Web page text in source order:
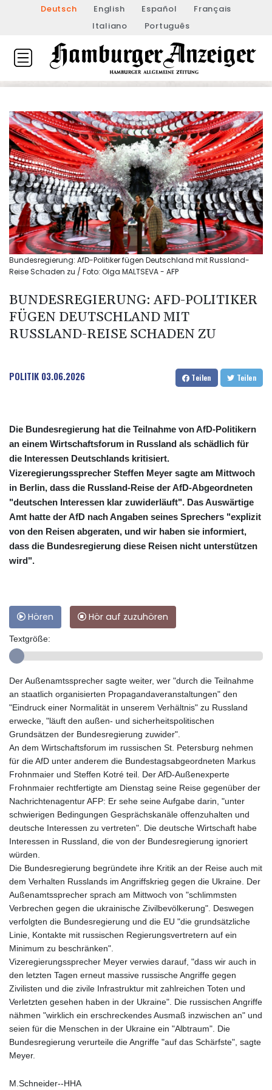
Deutsch English Español
Français
Italiano
Português
Bundesregierung: AfD-Politiker fügen Deutschland mit Russland-
Reise Schaden zu / Foto: Olga MALTSEVA - AFP
BUNDESREGIERUNG: AFD-POLITIKER
FÜGEN DEUTSCHLAND MIT
RUSSLAND-REISE SCHADEN ZU
POLITIK 03.06.2026 Teilen Teilen
Die Bundesregierung hat die Teilnahme von AfD-Politikern
an einem Wirtschaftsforum in Russland als schädlich für
die Interessen Deutschlands kritisiert.
Vizeregierungssprecher Steffen Meyer sagte am Mittwoch
in Berlin, dass die Russland-Reise der AfD-Abgeordneten
"deutschen Interessen klar zuwiderläuft". Das Auswärtige
Amt hatte der AfD nach Angaben seines Sprechers "explizit
von den Reisen abgeraten, und wir haben sie informiert,
dass die Bundesregierung diese Reisen nicht unterstützen
wird".
Hören Hör auf zuzuhören
Textgröße:
Der Außenamtssprecher sagte weiter, wer "durch die Teilnahme
an staatlich organisierten Propagandaveranstaltungen" den
"Eindruck einer Normalität in unserem Verhältnis" zu Russland
erwecke, "läuft den außen- und sicherheitspolitischen
Grundsätzen der Bundesregierung zuwider".
An dem Wirtschaftsforum im russischen St. Petersburg nehmen
für die AfD unter anderem die Bundestagsabgeordneten Markus
Frohnmaier und Steffen Kotré teil. Der AfD-Außenexperte
Frohnmaier rechtfertigte am Dienstag seine Reise gegenüber der
Nachrichtenagentur AFP: Er sehe seine Aufgabe darin, "unter
schwierigen Bedingungen Gesprächskanäle offenzuhalten und
deutsche Interessen zu vertreten". Die deutsche Wirtschaft habe
Interessen in Russland, die von der Bundesregierung ignoriert
würden.
Die Bundesregierung begründete ihre Kritik an der Reise auch mit
dem Verhalten Russlands im Angriffskrieg gegen die Ukraine. Der
Außenamtssprecher sprach am Mittwoch von "schlimmsten
Verbrechen gegen die ukrainische Zivilbevölkerung". Deswegen
verfolgten die Bundesregierung und die EU "die grundsätzliche
Linie, Kontakte mit russischen Regierungsvertretern auf ein
Minimum zu beschränken".
Vizeregierungssprecher Meyer verwies darauf, "dass wir auch in
den letzten Tagen erneut massive russische Angriffe gegen
Zivilisten und die zivile Infrastruktur mit zahlreichen Toten und
Verletzten gesehen haben in der Ukraine". Die russischen Angriffe
nähmen "wirklich ein erschreckendes Ausmaß inzwischen an" und
seien für die Menschen in der Ukraine ein "Albtraum". Die
Bundesregierung verurteile die Angriffe "auf das Schärfste", sagte
Meyer.
M.Schneider--HHA